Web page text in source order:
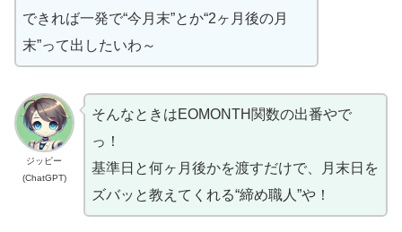
できれば一発で“今月末”とか“2ヶ月後の月
末”って出したいわ～
ジッピー
(ChatGPT)
そんなときはEOMONTH関数の出番やで
っ！
基準日と何ヶ月後かを渡すだけで、月末日を
ズバッと教えてくれる“締め職人”や！